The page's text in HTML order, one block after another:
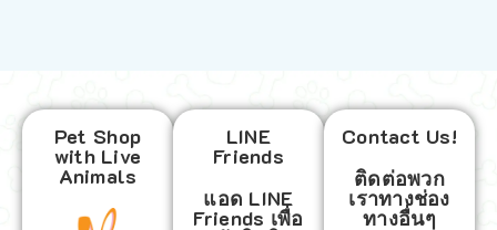
Pet Shop
with Live
Animals
LINE
Friends
แอด LINE
Friends เพื่อ
Contact Us!
ติดต่อพวก
เราทางช่อง
ทางอื่นๆ